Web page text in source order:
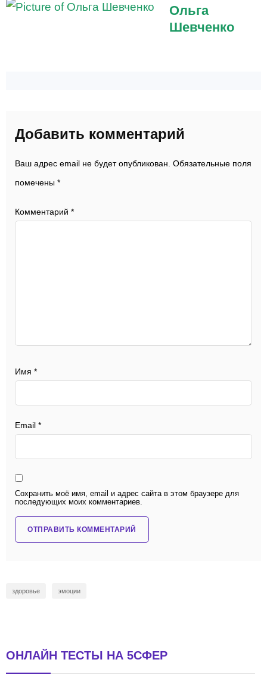
Ольга
Шевченко
Добавить комментарий
Ваш адрес email не будет опубликован. Обязательные поля
помечены *
Комментарий *
Имя *
Email *
Сохранить моё имя, email и адрес сайта в этом браузере для
последующих моих комментариев.
здоровье эмоции
ОНЛАЙН ТЕСТЫ НА 5СФЕР